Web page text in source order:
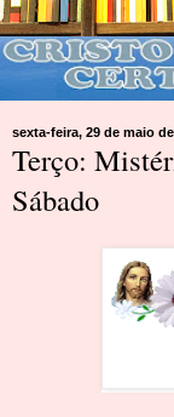
sexta-feira, 29 de maio
Terço:
Sábado